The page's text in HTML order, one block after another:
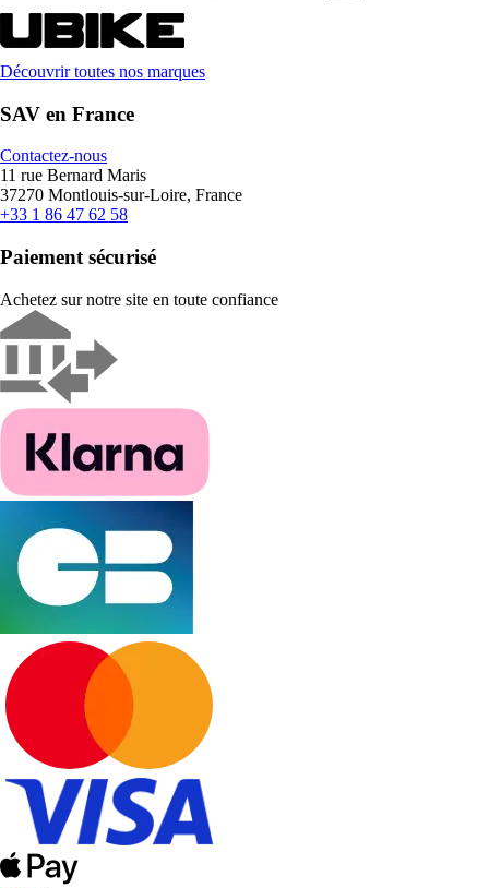
Découvrir toutes nos marques
SAV en France
Contactez-nous
11 rue Bernard Maris
37270 Montlouis-sur-Loire, France
+33 1 86 47 62 58
Paiement sécurisé
Achetez sur notre site en toute confiance